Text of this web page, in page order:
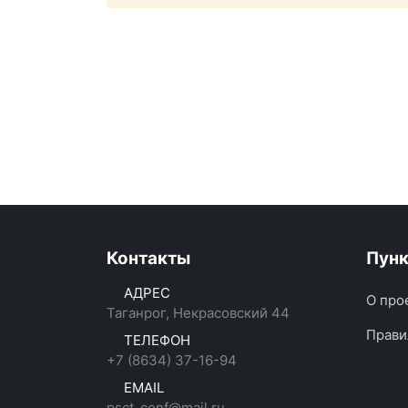
Контакты
АДРЕС
Таганрог, Некрасовский 44
ТЕЛЕФОН
+7 (8634) 37-16-94
EMAIL
О